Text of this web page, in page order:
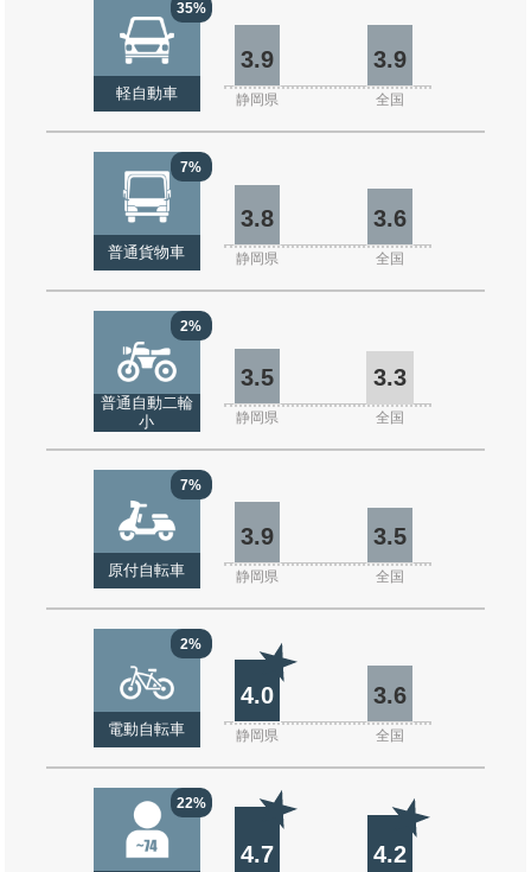
35%
軽自動車
3.9 3.9
静岡県 全国
7%
普通貨物車
3.8 3.6
静岡県 全国
2%
普通自動二輪
小
3.5 3.3
静岡県 全国
7%
原付自転車
3.9 3.5
静岡県 全国
2%
電動自転車
4.0 3.6
静岡県 全国
22%
4.7 4.2